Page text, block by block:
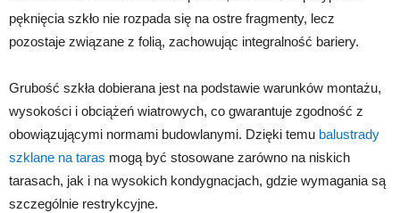
pęknięcia szkło nie rozpada się na ostre fragmenty, lecz
pozostaje związane z folią, zachowując integralność bariery.
Grubość szkła dobierana jest na podstawie warunków montażu,
wysokości i obciążeń wiatrowych, co gwarantuje zgodność z
obowiązującymi normami budowlanymi. Dzięki temu balustrady
szklane na taras mogą być stosowane zarówno na niskich
tarasach, jak i na wysokich kondygnacjach, gdzie wymagania są
szczególnie restrykcyjne.